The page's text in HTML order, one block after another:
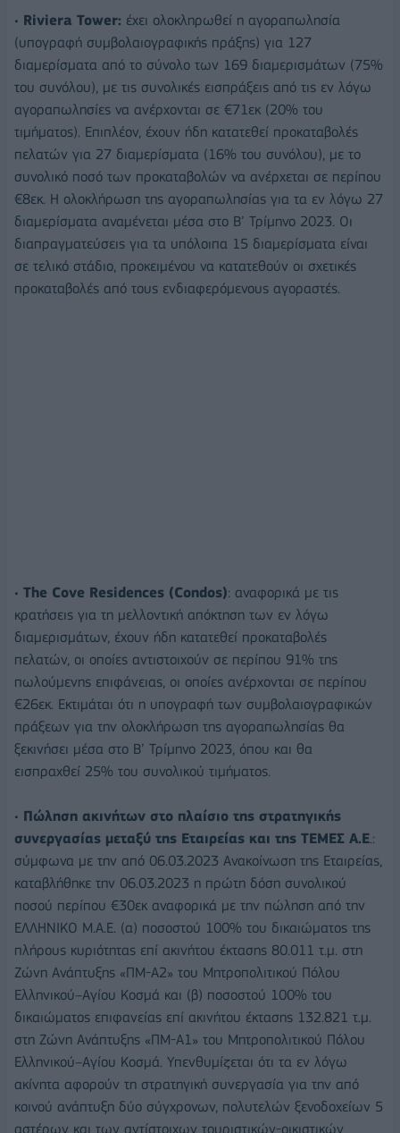
• Riviera Tower: έχει ολοκληρωθεί η αγοραπωλησία
(υπογραφή συμβολαιογραφικής πράξης) για 127
διαμερίσματα από το σύνολο των 169 διαμερισμάτων (75%
του συνόλου), με τις συνολικές εισπράξεις από τις εν λόγω
αγοραπωλησίες να ανέρχονται σε €71εκ (20% του
τιμήματος). Επιπλέον, έχουν ήδη κατατεθεί προκαταβολές
πελατών για 27 διαμερίσματα (16% του συνόλου), με το
συνολικό ποσό των προκαταβολών να ανέρχεται σε περίπου
€8εκ. Η ολοκλήρωση της αγοραπωλησίας για τα εν λόγω 27
διαμερίσματα αναμένεται μέσα στο Β’ Τρίμηνο 2023. Οι
διαπραγματεύσεις για τα υπόλοιπα 15 διαμερίσματα είναι
σε τελικό στάδιο, προκειμένου να κατατεθούν οι σχετικές
προκαταβολές από τους ενδιαφερόμενους αγοραστές.
• The Cove Residences (Condos): αναφορικά με τις
κρατήσεις για τη μελλοντική απόκτηση των εν λόγω
διαμερισμάτων, έχουν ήδη κατατεθεί προκαταβολές
πελατών, οι οποίες αντιστοιχούν σε περίπου 91% της
πωλούμενης επιφάνειας, οι οποίες ανέρχονται σε περίπου
€26εκ. Εκτιμάται ότι η υπογραφή των συμβολαιογραφικών
πράξεων για την ολοκλήρωση της αγοραπωλησίας θα
ξεκινήσει μέσα στο Β’ Τρίμηνο 2023, όπου και θα
εισπραχθεί 25% του συνολικού τιμήματος.
• Πώληση ακινήτων στο πλαίσιο της στρατηγικής
συνεργασίας μεταξύ της Εταιρείας και της ΤΕΜΕΣ Α.Ε.:
σύμφωνα με την από 06.03.2023 Ανακοίνωση της Εταιρείας,
καταβλήθηκε την 06.03.2023 η πρώτη δόση συνολικού
ποσού περίπου €30εκ αναφορικά με την πώληση από την
ΕΛΛΗΝΙΚΟ Μ.Α.Ε. (α) ποσοστού 100% του δικαιώματος της
πλήρους κυριότητας επί ακινήτου έκτασης 80.011 τ.μ. στη
Ζώνη Ανάπτυξης «ΠΜ-Α2» του Μητροπολιτικού Πόλου
Ελληνικού–Αγίου Κοσμά και (β) ποσοστού 100% του
δικαιώματος επιφανείας επί ακινήτου έκτασης 132.821 τ.μ.
στη Ζώνη Ανάπτυξης «ΠΜ-Α1» του Μητροπολιτικού Πόλου
Ελληνικού–Αγίου Κοσμά. Υπενθυμίζεται ότι τα εν λόγω
ακίνητα αφορούν τη στρατηγική συνεργασία για την από
κοινού ανάπτυξη δύο σύγχρονων, πολυτελών ξενοδοχείων 5
αστέρων και των αντίστοιχων τουριστικών-οικιστικών